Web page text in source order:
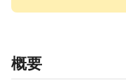
概要